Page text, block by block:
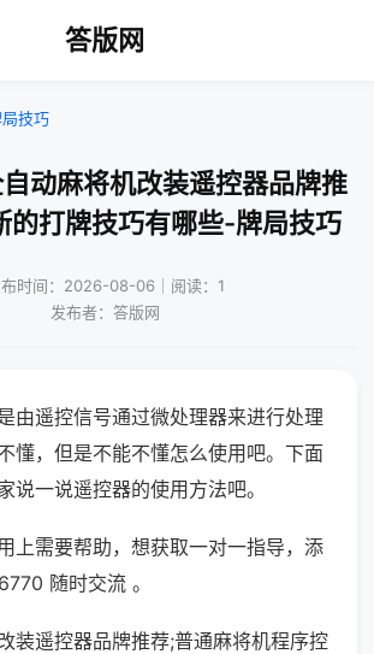
答版网
局技巧
动麻将机改装遥控器品牌推
的打牌技巧有哪些-牌局技巧
时间：2026-08-06｜阅读：1
发布者：答版网
由遥控信号通过微处理器来进行处理
懂，但是不能不懂怎么使用吧。下面
说一说遥控器的使用方法吧。
上需要帮助，想获取一对一指导，添
随时交流 。
装遥控器品牌推荐;普通麻将机程序控